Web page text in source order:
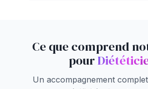
Ce que comprend
pour
Un accompagnement